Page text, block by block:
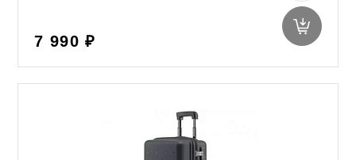
7 990 ₽